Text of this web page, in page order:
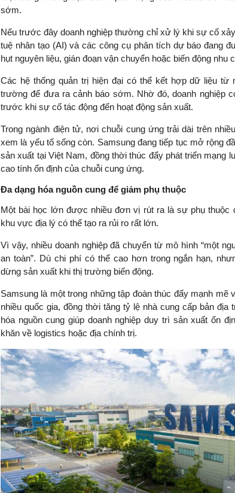
sớm.
Nếu trước đây doanh nghiệp thường chỉ xử lý khi sự cố
tuệ nhân tạo (AI) và các công cụ phân tích dự báo đang
hụt nguyên liệu, gián đoạn vận chuyển hoặc biến động nhu
Các hệ thống quản trị hiện đại có thể kết hợp dữ liệu từ
trường để đưa ra cảnh báo sớm. Nhờ đó, doanh nghiệp
trước khi sự cố tác động đến hoạt động sản xuất.
Trong ngành điện tử, nơi chuỗi cung ứng trải dài trên
xem là yếu tố sống còn. Samsung đang tiếp tục mở rộng
sản xuất tại Việt Nam, đồng thời thúc đẩy phát triển mạng
cao tính ổn định của chuỗi cung ứng.
Đa dạng hóa nguồn cung để giảm phụ thuộc
Một bài học lớn được nhiều đơn vị rút ra là sự phụ thuộc
khu vực địa lý có thể tạo ra rủi ro rất lớn.
Vì vậy, nhiều doanh nghiệp đã chuyển từ mô hình “một
an toàn”. Dù chi phí có thể cao hơn trong ngắn hạn,
dừng sản xuất khi thị trường biến động.
Samsung là một trong những tập đoàn thúc đẩy mạnh
nhiều quốc gia, đồng thời tăng tỷ lệ nhà cung cấp bản địa
hóa nguồn cung giúp doanh nghiệp duy trì sản xuất ổn
khăn về logistics hoặc địa chính trị.
TS. Nguyễn Đức Độ - Phó Viện trưởng
Viện Kinh tế Tài chính
ngay từ bây giờ và trên thực
đang được tiến hành như tăng
đầu tư cho khoa học công
nghệ; ban hành các cơ chế
khuyến khích đổi mới sáng tạo,